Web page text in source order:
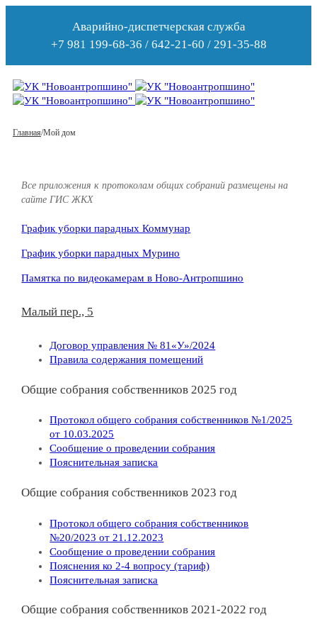
Аварийно-диспетчерская служба
+7 981 199-68-36 / 642-21-60 / 291-35-88
Главная/Мой дом
Все приложения к протоколам общих собраний размещены на
сайте ГИС ЖКХ
График уборки парадных Коммунар
График уборки парадных Мурино
Памятка по видеокамерам в Ново-Антропшино
Малый пер., 5
Договор управления № 81«У»/2024
Правила содержания помещений
Общие собрания собственников 2025 год
Протокол общего собрания собственников №1/2025
от 10.03.2025
Сообщение о проведении собрания
Пояснительная записка
Общие собрания собственников 2023 год
Протокол общего собрания собственников
№20/2023 от 21.12.2023
Сообщение о проведении собрания
Пояснения ко 2-4 вопросу (тариф)
Пояснительная записка
Общие собрания собственников 2021-2022 год